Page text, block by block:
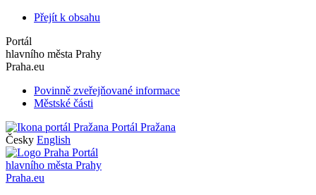
Přejít k obsahu
Portál
hlavního města Prahy
Praha.eu
Povinně zveřejňované informace
Městské části
Portál Pražana
Česky English
Portál
hlavního města Prahy
Praha.eu